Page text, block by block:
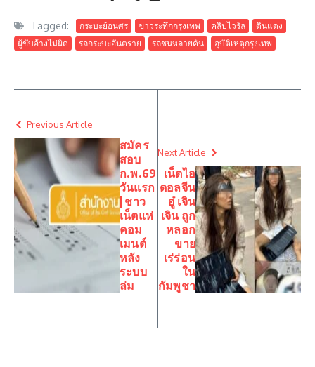
Tagged: กระบะย้อนศร ข่าวระทึกกรุงเทพ คลิปไวรัล
ดินแดง
ผู้ขับอ้างไม่ผิด
รถกระบะอันตราย รถชนหลายคัน อุบัติเหตุกรุงเทพ
Previous Article
สมัคร
สอบ
ก.พ.69
วันแรก
| ชาว
เน็ตแห่
คอม
เมนต์
หลัง
ระบบ
ล่ม
Next Article
เน็ตไอ
ดอลจีน
อู๋ เจิน
เจิน ถูก
หลอก
ขาย
เร่ร่อน
ใน
กัมพูชา